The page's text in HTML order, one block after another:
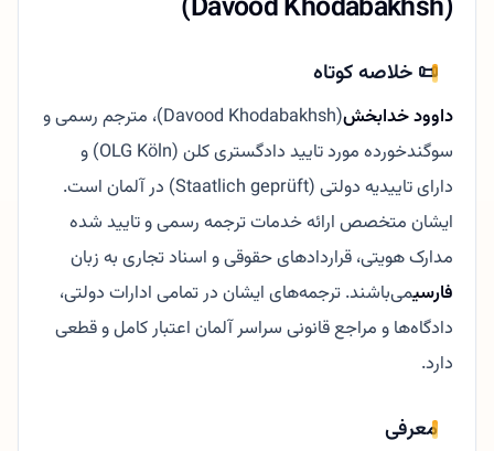
(Davood Khodabakhsh)
📜 خلاصه کوتاه
داوود خدابخش
(Davood Khodabakhsh)، مترجم رسمی و
سوگندخورده مورد تایید دادگستری کلن (OLG Köln) و
دارای تاییدیه دولتی (Staatlich geprüft) در آلمان است.
ایشان متخصص ارائه خدمات ترجمه رسمی و تایید شده
مدارک هویتی، قراردادهای حقوقی و اسناد تجاری به زبان
فارسیمی‌باشند. ترجمه‌های ایشان در تمامی ادارات دولتی،
دادگاه‌ها و مراجع قانونی سراسر آلمان اعتبار کامل و قطعی
دارد.
معرفی